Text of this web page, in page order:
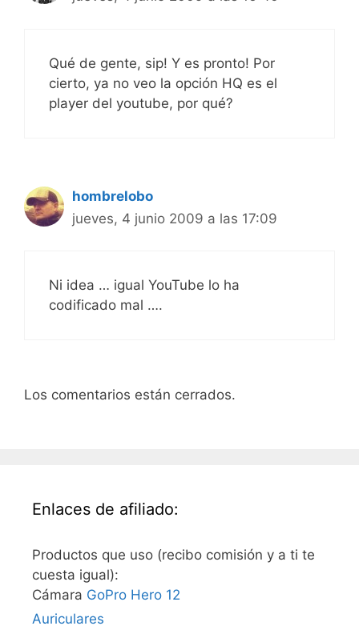
Qué de gente, sip! Y es pronto! Por
cierto, ya no veo la opción HQ es el
player del youtube, por qué?
hombrelobo
jueves, 4 junio 2009 a las 17:09
Ni idea … igual YouTube lo ha
codificado mal ….
Los comentarios están cerrados.
Enlaces de afiliado:
Productos que uso (recibo comisión y a ti te
cuesta igual):
Cámara GoPro Hero 12
Auriculares